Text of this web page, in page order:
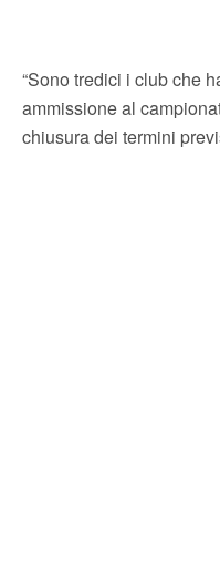
“Sono tredici i club che
ammissione al
chiusura dei termini